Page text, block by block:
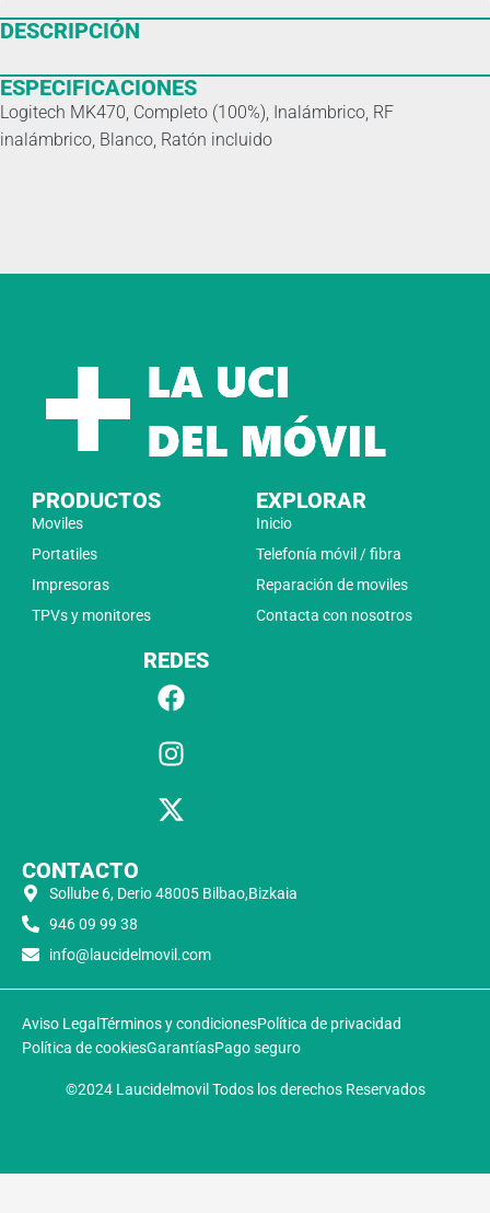
DESCRIPCIÓN
ESPECIFICACIONES
Logitech MK470, Completo (100%), Inalámbrico, RF
inalámbrico, Blanco, Ratón incluido
PRODUCTOS
Moviles
Portatiles
Impresoras
TPVs y monitores
EXPLORAR
Inicio
Telefonía móvil / fibra
Reparación de moviles
Contacta con nosotros
REDES
CONTACTO
Sollube 6, Derio 48005 Bilbao,Bizkaia
946 09 99 38
info@laucidelmovil.com
Aviso Legal Términos y condicionesPolítica de privacidad
Política de cookiesGarantíasPago seguro
©2024 Laucidelmovil Todos los derechos Reservados